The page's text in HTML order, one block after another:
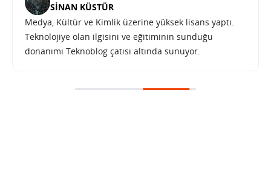
SINAN KÜSTÜR
Medya, Kültür ve Kimlik üzerine yüksek lisans yaptı.
Teknolojiye olan ilgisini ve eğitiminin sunduğu
donanımı Teknoblog çatısı altında sunuyor.